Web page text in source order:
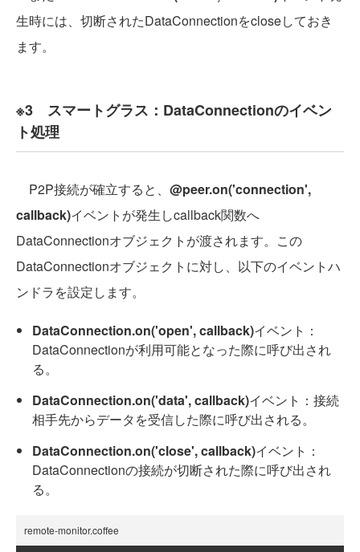
生時には、切断されたDataConnectionをcloseしておき
ます。
※3 スマートグラス：DataConnectionのイベン
ト処理
P2P接続が確立すると、 @peer.on('connection',
callback)イベントが発生しcallback関数へ
DataConnectionオブジェクトが渡されます。この
DataConnectionオブジェクトに対し、以下のイベントハ
ンドラを設定します。
DataConnection.on('open', callback)イベント：
DataConnectionが利用可能となった際に呼び出され
る。
DataConnection.on('data', callback)イベント：接続
相手先からデータを受信した際に呼び出される。
DataConnection.on('close', callback)イベント：
DataConnectionの接続が切断された際に呼び出され
る。
remote-monitor.coffee